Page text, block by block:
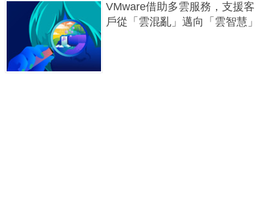
VMware借助多雲服務，支援客
戶從「雲混亂」邁向「雲智慧」